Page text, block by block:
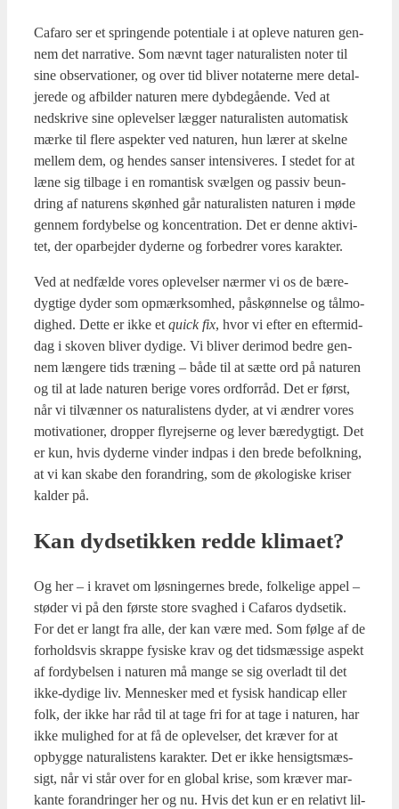
Cafa­ro ser et sprin­gen­de poten­ti­a­le i at ople­ve natu­ren gen­
nem det nar­ra­ti­ve. Som nævnt tager natu­ra­li­sten noter til
sine obser­va­tio­ner, og over tid bli­ver nota­ter­ne mere detal­
je­re­de og afbil­der natu­ren mere dyb­de­gå­en­de. Ved at
nedskri­ve sine ople­vel­ser læg­ger natu­ra­li­sten auto­ma­tisk
mær­ke til fle­re aspek­ter ved natu­ren, hun lærer at skel­ne
mel­lem dem, og hen­des san­ser inten­si­ve­res. I ste­det for at
læne sig til­ba­ge i en roman­tisk svæl­gen og pas­siv beun­
dring af natu­rens skøn­hed går natu­ra­li­sten natu­ren i møde
gen­nem for­dy­bel­se og kon­cen­tra­tion. Det er den­ne akti­vi­
tet, der opar­bej­der dyder­ne og for­bed­rer vores karak­ter.
Ved at ned­fæl­de vores ople­vel­ser nær­mer vi os de bære­
dyg­ti­ge dyder som opmærk­som­hed, pås­køn­nel­se og tål­mo­
dig­hed. Det­te er ikke et quick fix, hvor vi efter en efter­mid­
dag i sko­ven bli­ver dydi­ge. Vi bli­ver der­i­mod bed­re gen­
nem læn­ge­re tids træ­ning – både til at sæt­te ord på natu­ren
og til at lade natu­ren beri­ge vores ord­for­råd. Det er først,
når vi til­væn­ner os natu­ra­li­stens dyder, at vi ændrer vores
moti­va­tio­ner, drop­per fly­rej­ser­ne og lever bære­dyg­tigt. Det
er kun, hvis dyder­ne vin­der ind­pas i den bre­de befolk­ning,
at vi kan ska­be den for­an­dring, som de øko­lo­gi­ske kri­ser
kal­der på.
Kan dyds­etik­ken red­de kli­ma­et?
Og her – i kra­vet om løs­nin­ger­nes bre­de, fol­ke­li­ge appel –
stø­der vi på den før­ste sto­re svag­hed i Cafa­ros dyds­etik.
For det er langt fra alle, der kan være med. Som føl­ge af de
for­holds­vis skrap­pe fysi­ske krav og det tids­mæs­si­ge aspekt
af for­dy­bel­sen i natu­ren må man­ge se sig over­ladt til det
ikke-dydi­ge liv. Men­ne­sker med et fysisk han­di­cap eller
folk, der ikke har råd til at tage fri for at tage i natu­ren, har
ikke mulig­hed for at få de ople­vel­ser, det kræ­ver for at
opbyg­ge natu­ra­li­stens karak­ter. Det er ikke hen­sigts­mæs­
sigt, når vi står over for en glo­bal kri­se, som kræ­ver mar­
kan­te for­an­dring­er her og nu. Hvis det kun er en rela­tivt lil­